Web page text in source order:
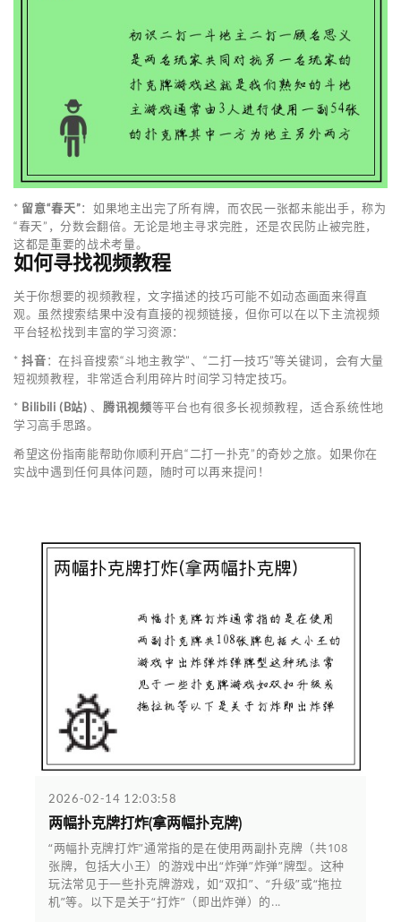
* 留意“春天”：如果地主出完了所有牌，而农民一张都未能出手，称为
“春天”，分数会翻倍。无论是地主寻求完胜，还是农民防止被完胜，
这都是重要的战术考量。
如何寻找视频教程
关于你想要的视频教程，文字描述的技巧可能不如动态画面来得直
观。虽然搜索结果中没有直接的视频链接，但你可以在以下主流视频
平台轻松找到丰富的学习资源：
*抖音：在抖音搜索“斗地主教学”、“二打一技巧”等关键词，会有大量
短视频教程，非常适合利用碎片时间学习特定技巧。
* Bilibili (B站) 、腾讯视频等平台也有很多长视频教程，适合系统性地
学习高手思路。
希望这份指南能帮助你顺利开启“二打一扑克”的奇妙之旅。如果你在
实战中遇到任何具体问题，随时可以再来提问！
2026-02-14 12:03:58
两幅扑克牌打炸(拿两幅扑克牌)
“两幅扑克牌打炸”通常指的是在使用两副扑克牌（共108
张牌，包括大小王）的游戏中出“炸弹”炸弹”牌型。这种
玩法常见于一些扑克牌游戏，如“双扣”、“升级”或“拖拉
机”等。以下是关于“打炸”（即出炸弹）的...